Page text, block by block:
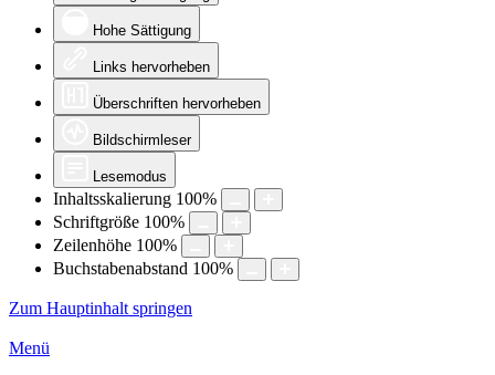
Hohe Sättigung
Links hervorheben
Überschriften hervorheben
Bildschirmleser
Lesemodus
Inhaltsskalierung 100%
Schriftgröße 100%
Zeilenhöhe 100%
Buchstabenabstand 100%
Zum Hauptinhalt springen
Menü